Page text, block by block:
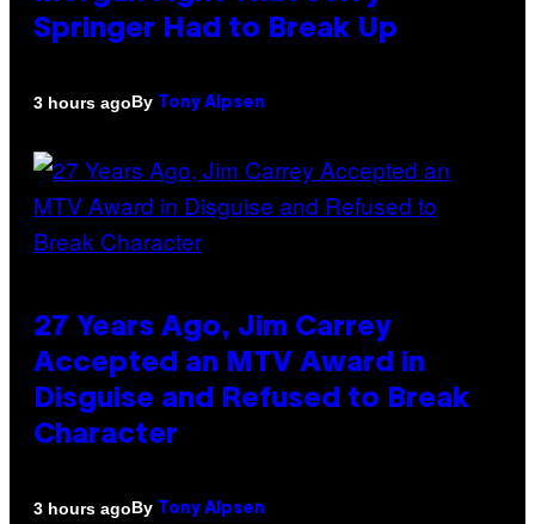
Springer Had to Break Up
3 hours agoBy Tony Alpsen
27 Years Ago, Jim Carrey
Accepted an MTV Award in
Disguise and Refused to Break
Character
3 hours agoBy Tony Alpsen